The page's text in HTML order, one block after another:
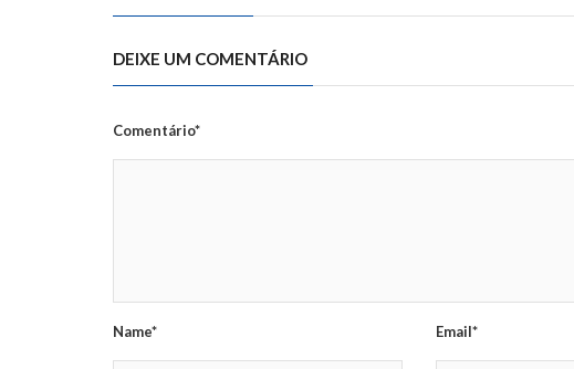
DEIXE UM COMENTÁRIO
Comentário*
Name* Email*